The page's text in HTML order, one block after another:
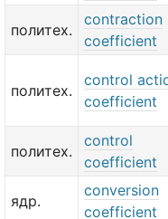
политех.
contraction
coefficient
политех.
control
coefficient
политех.
control
coefficient
ядр.
conversion
coefficient